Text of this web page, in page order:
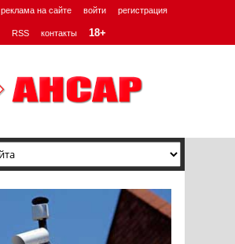
реклама на сайте войти регистрация
RSS контакты 18+